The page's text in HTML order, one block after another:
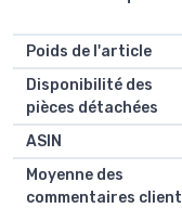
Poids de l'article
Disponibilité des
pièces détachées
ASIN
Moyenne des
commentaires client